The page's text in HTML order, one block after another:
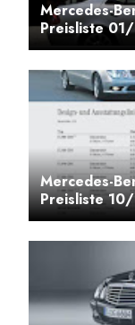
Mercedes-
Preisliste
Mercedes-
Preisliste